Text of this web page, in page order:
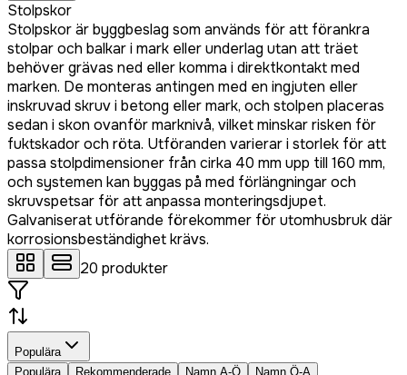
Stolpskor
Stolpskor är byggbeslag som används för att förankra
stolpar och balkar i mark eller underlag utan att träet
behöver grävas ned eller komma i direktkontakt med
marken. De monteras antingen med en ingjuten eller
inskruvad skruv i betong eller mark, och stolpen placeras
sedan i skon ovanför marknivå, vilket minskar risken för
fuktskador och röta. Utföranden varierar i storlek för att
passa stolpdimensioner från cirka 40 mm upp till 160 mm,
och systemen kan byggas på med förlängningar och
skruvspetsar för att anpassa monteringsdjupet.
Galvaniserat utförande förekommer för utomhusbruk där
korrosionsbeständighet krävs.
20 produkter
Populära
Populära
Rekommenderade Namn A-Ö Namn Ö-A